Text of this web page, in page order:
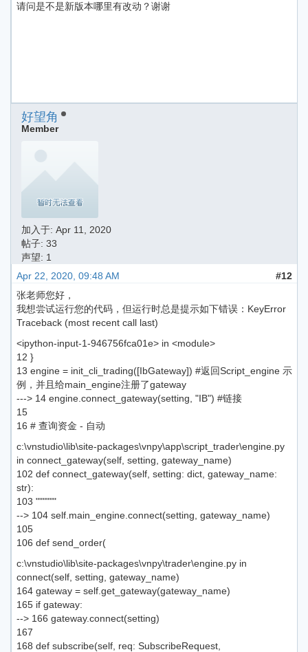
请问是不是新版本哪里有改动？谢谢
好望角
Member
加入于: Apr 11, 2020
帖子: 33
声望: 1
Apr 22, 2020, 09:48 AM
#12
张老师您好，
我想尝试运行您的代码，但运行时总是提示如下错误：KeyError
Traceback (most recent call last)
<ipython-input-1-946756fca01e> in <module>
12 }
13 engine = init_cli_trading([IbGateway]) #返回Script_engine 示
例，并且给main_engine注册了gateway
---> 14 engine.connect_gateway(setting, "IB") #链接
15
16 # 查询资金 - 自动
c:\vnstudio\lib\site-packages\vnpy\app\script_trader\engine.py
in connect_gateway(self, setting, gateway_name)
102 def connect_gateway(self, setting: dict, gateway_name:
str):
103 """"""
--> 104 self.main_engine.connect(setting, gateway_name)
105
106 def send_order(
c:\vnstudio\lib\site-packages\vnpy\trader\engine.py in
connect(self, setting, gateway_name)
164 gateway = self.get_gateway(gateway_name)
165 if gateway:
--> 166 gateway.connect(setting)
167
168 def subscribe(self, req: SubscribeRequest,